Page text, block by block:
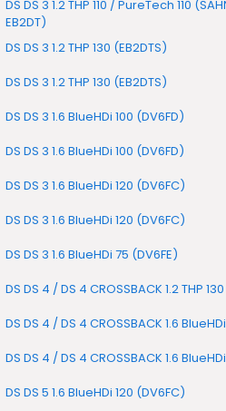
DS DS 3 1.2 THP 110 / PureTech 110
EB2DT)
DS DS 3 1.2 THP 130 (EB2DTS)
DS DS 3 1.2 THP 130 (EB2DTS)
DS DS 3 1.6 BlueHDi 100 (DV6FD)
DS DS 3 1.6 BlueHDi 100 (DV6FD)
DS DS 3 1.6 BlueHDi 120 (DV6FC)
DS DS 3 1.6 BlueHDi 120 (DV6FC)
DS DS 3 1.6 BlueHDi 75 (DV6FE)
DS DS 4 / DS 4 CROSSBACK 1.2 THP
DS DS 4 / DS 4 CROSSBACK 1.6
DS DS 4 / DS 4 CROSSBACK 1.6
DS DS 5 1.6 BlueHDi 120 (DV6FC)